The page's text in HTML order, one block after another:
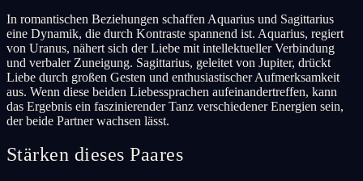
In romantischen Beziehungen schaffen Aquarius und Sagittarius
eine Dynamik, die durch Kontraste spannend ist. Aquarius, regiert
von Uranus, nähert sich der Liebe mit intellektueller Verbindung
und verbaler Zuneigung. Sagittarius, geleitet von Jupiter, drückt
Liebe durch großen Gesten und enthusiastischer Aufmerksamkeit
aus. Wenn diese beiden Liebessprachen aufeinandertreffen, kann
das Ergebnis ein faszinierender Tanz verschiedener Energien sein,
der beide Partner wachsen lässt.
Stärken dieses Paares